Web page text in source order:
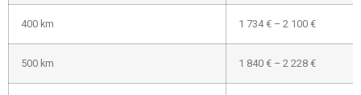
400 km 1 734 € – 2 100 €
500 km 1 840 € – 2 228 €